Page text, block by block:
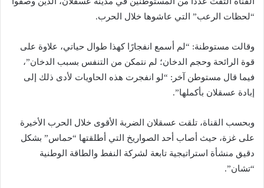
“لحظات الرعب” التي عاشوها خلال الحرب.
وقالت مستوطنة: “لم أسمع انفجارًا كهذا طوال حياتي، علاوة على
قوة الرائحة وحجم الدخان؛ لم نتمكن من التنفس بسبب الدخان”،
فيما قال مستوطن آخر: “لو انفجرت هذه الحاويات لأدى ذلك إلى
إبادة عسقلان بأكملها”.
وبحسب القناة، تلقت عسقلان الضربة الأقوى خلال الحرب الأخيرة
على غزة، حيث أصاب أحد الصواريخ التي أطلقتها “حماس” بشكل
دقيق منشأة استراتيجية تابعة لشركة النفط والطاقة الوطنية
“تشان”.